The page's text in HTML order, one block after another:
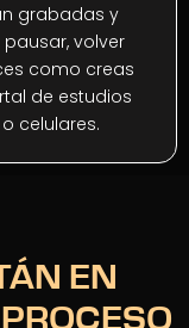
grabadas y
volver
como creas
de estudios
celulares.
EN